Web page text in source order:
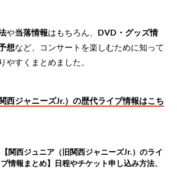
や当落情報はもちろん、 DVD・グッズ情
想など、コンサートを楽しむために知って
やすくまとめました。
西ジャニーズJr.）の歴代ライブ情報はこち
【関西ジュニア（旧関西ジャニーズJr.）のライ
ブ情報まとめ】日程やチケット申し込み方法、